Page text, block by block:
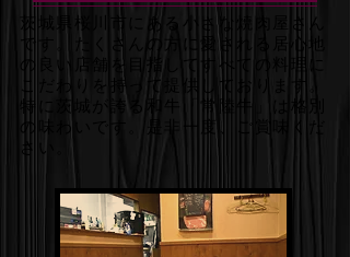
茨城県桜川市にある小さな焼肉屋さん
です。たくさんの方に愛される居心地
の良い店舗を目指して​すべての料理に
こだわりを持って提供しております。
特に茨城が誇る和牛「常陸牛」は格別
の味わいです。是非一度、ご賞味くだ
さい。